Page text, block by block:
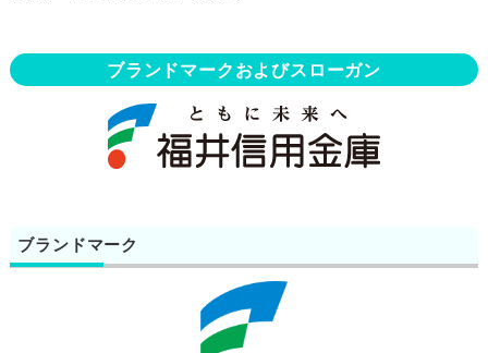
ブランドマークおよびスローガン
ブランドマーク